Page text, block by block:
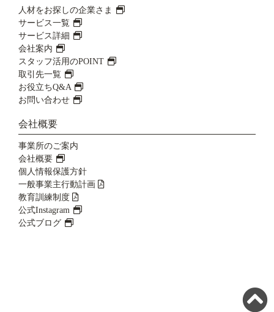
人材をお探しの企業さま
サービス一覧
サービス詳細
会社案内
スタッフ活用のPOINT
取引先一覧
お役立ちQ&A
お問い合わせ
会社概要
事業所のご案内
会社概要
個人情報保護方針
一般事業主行動計画
教育訓練制度
公式Instagram
公式ブログ